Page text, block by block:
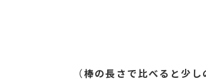
（棒の長さで比べると少